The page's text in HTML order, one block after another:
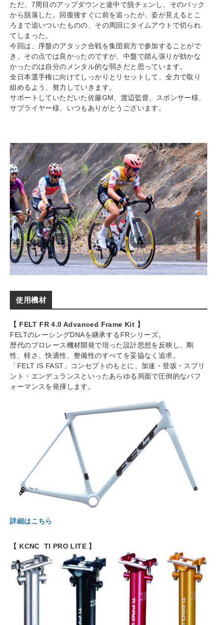
ただ、7周目のアップダウンと途中で脱チェンし、そのパック
から脱落した。回復後すぐに前を追ったが、姿が見えるとこ
ろまで追いついたものの、その周回にタイムアウトで切られ
てしまった。
今回は、序盤のアタック合戦を集団前方で参加することがで
き、その点では良かったのですが、中盤で踏ん張りが効かな
かったのは自分のメンタル的な弱さだと思っています。
全日本選手権に向けてしっかりとリセットして、全力で取り
組めるよう、努力していきます。
サポートしていただいた佐藤GM、渡辺監督、スポンサー様、
サプライヤー様、いつもありがとうございます。
使用機材
【 FELT FR 4.0 Advanced Frame Kit 】
FELTのレーシングDNAを継承するFRシリーズ。
歴代のプロレース機材開発で培った設計思想を反映し、剛
性、軽さ、快適性、整備性のすべてを妥協なく追求。
「FELT IS FAST」コンセプトのもとに、加速・登坂・スプリ
ント・エンデュランスといったあらゆる局面で圧倒的なパフ
ォーマンスを発揮します。
詳細はこちら
【 KCNC TI PRO LITE 】